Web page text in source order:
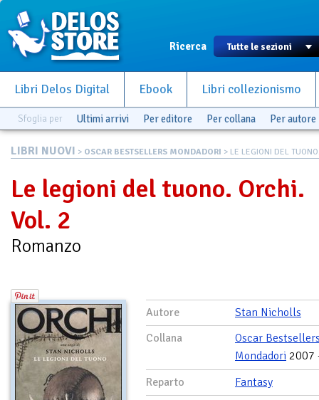
Ricerca
Libri Delos Digital Ebook Libri collezionismo
Sfoglia per Ultimi arrivi Per editore Per collana Per autore
LIBRI NUOVI > OSCAR BESTSELLERS MONDADORI > LE LEGIONI DEL
Le legioni del tuono. Orchi.
Vol. 2
Romanzo
Autore
Stan Nicholls
Collana
Oscar
Mondadori 2007
Reparto
Fantasy